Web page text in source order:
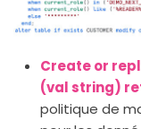
Create or
(val string)
politique de